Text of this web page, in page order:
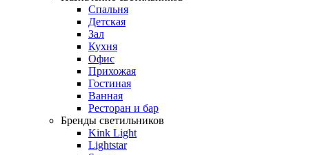
Спальня
Детская
Зал
Кухня
Офис
Прихожая
Гостиная
Ванная
Ресторан и бар
Бренды светильников
Kink Light
Lightstar